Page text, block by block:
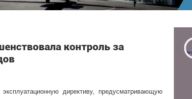
контроль за
директиву, предусматривающую